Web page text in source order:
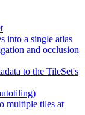
into a single atlas
and occlusion
to the TileSet's
multiple tiles at